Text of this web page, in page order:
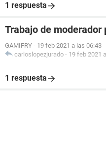
1 respuesta
Trabajo de moderador
GAMIFRY - 19 feb 2021 a las 06:43
carloslopezjurado - 19 feb 2021
1 respuesta